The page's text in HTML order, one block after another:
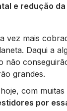
e redução
vez mais
Daqui a
não
grandes.
com
por